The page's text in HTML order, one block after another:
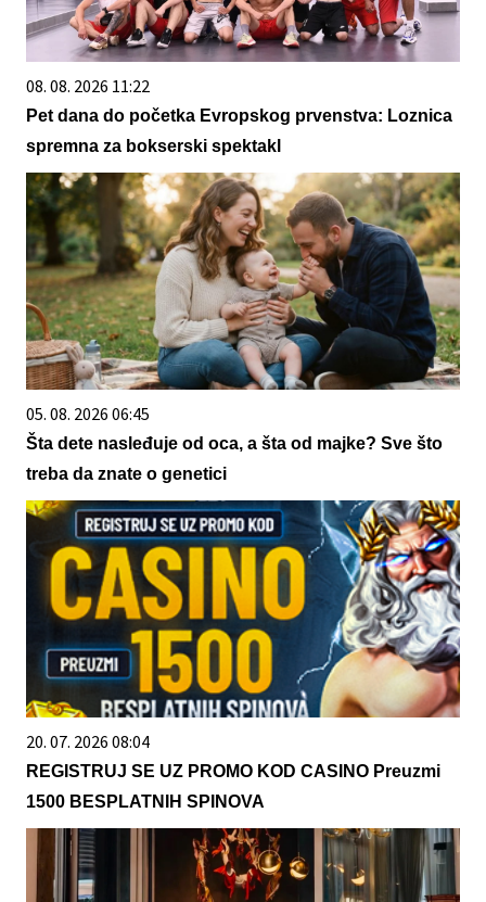
08. 08. 2026 11:22
Pet dana do početka Evropskog prvenstva: Loznica
spremna za bokserski spektakl
05. 08. 2026 06:45
Šta dete nasleđuje od oca, a šta od majke? Sve što
treba da znate o genetici
20. 07. 2026 08:04
REGISTRUJ SE UZ PROMO KOD CASINO Preuzmi
1500 BESPLATNIH SPINOVA